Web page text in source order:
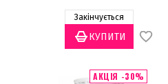
Закінчується
АКЦІЯ -30%